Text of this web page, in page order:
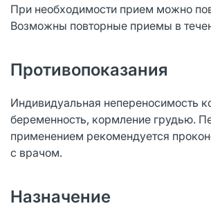
При необходимости прием можно
Возможны повторные приемы в
Противопоказания
Индивидуальная непереносимость
беременность, кормление грудью.
применением рекомендуется
с врачом.
Назначение